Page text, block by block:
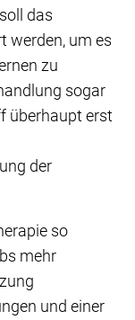
das
werden, um es
zu
sogar
überhaupt erst
der
so
mehr
und einer